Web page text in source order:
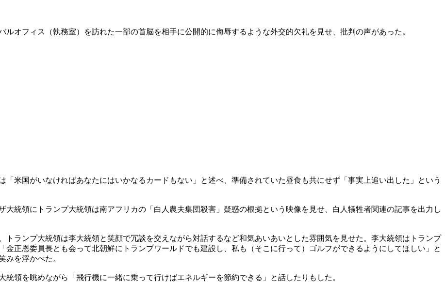
ルオフィス（執務室）を訪れた一部の首脳を相手に公開的に侮辱するような外交的欠礼を見せ、批判の声があった。
「米国がいなければあなたにはいかなるカードもない」と述べ、準備されていた昼食も共にせず「事実上追い出した」という
大統領にトランプ大統領は南アフリカの「白人農夫集団殺害」疑惑の根拠という映像を見せ、白人犠牲者関連の記事を出力し
ランプ大統領は李大統領と笑顔で冗談を交えながら対話するなど和気あいあいとした雰囲気を見せた。李大統領はトランプ
正恩委員長とも会って北朝鮮にトランプワールドでも建設し、私も（そこに行って）ゴルフができるようにしてほしい」と
みを浮かべた。
領を眺めながら「飛行機に一緒に乗って行けばエネルギーを節約できる」と話したりもした。